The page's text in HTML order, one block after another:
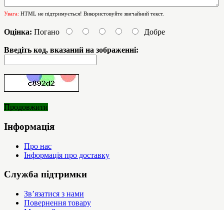
Увага: HTML не підтримується! Використовуйте звичайний текст.
Оцінка: Погано Добре
Введіть код, вказаний на зображенні:
Продовжити
Інформація
Про нас
Інформація про доставку
Служба підтримки
Зв’язатися з нами
Повернення товару